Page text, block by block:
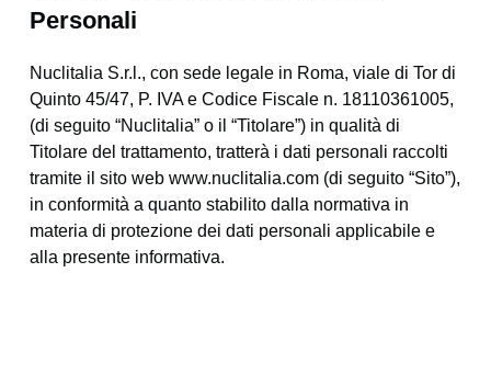
Personali
Nuclitalia S.r.l., con sede legale in Roma, viale di Tor di
Quinto 45/47, P. IVA e Codice Fiscale n. 18110361005,
(di seguito “Nuclitalia” o il “Titolare”) in qualità di
Titolare del trattamento, tratterà i dati personali raccolti
tramite il sito web www.nuclitalia.com (di seguito “Sito”),
in conformità a quanto stabilito dalla normativa in
materia di protezione dei dati personali applicabile e
alla presente informativa.